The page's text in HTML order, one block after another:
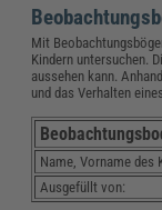
Mit
Kindern untersuchen.
aussehen kann.
und das Verhalten
Name, Vorname des
Ausgefüllt von: